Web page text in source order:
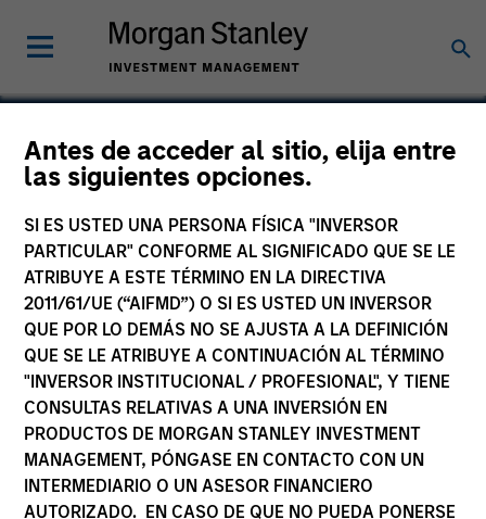
Antes de acceder al sitio, elija entre
las siguientes opciones.
SI ES USTED UNA PERSONA FÍSICA "INVERSOR
PARTICULAR" CONFORME AL SIGNIFICADO QUE SE LE
ATRIBUYE A ESTE TÉRMINO EN LA DIRECTIVA
2011/61/UE (“AIFMD”) O SI ES USTED UN INVERSOR
QUE POR LO DEMÁS NO SE AJUSTA A LA DEFINICIÓN
QUE SE LE ATRIBUYE A CONTINUACIÓN AL TÉRMINO
"INVERSOR INSTITUCIONAL / PROFESIONAL", Y TIENE
CONSULTAS RELATIVAS A UNA INVERSIÓN EN
PRODUCTOS DE MORGAN STANLEY INVESTMENT
MANAGEMENT, PÓNGASE EN CONTACTO CON UN
INTERMEDIARIO O UN ASESOR FINANCIERO
AUTORIZADO. EN CASO DE QUE NO PUEDA PONERSE
Impact Fitness